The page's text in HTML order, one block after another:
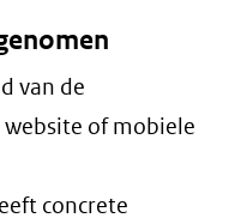
van de
of mobiele
concrete